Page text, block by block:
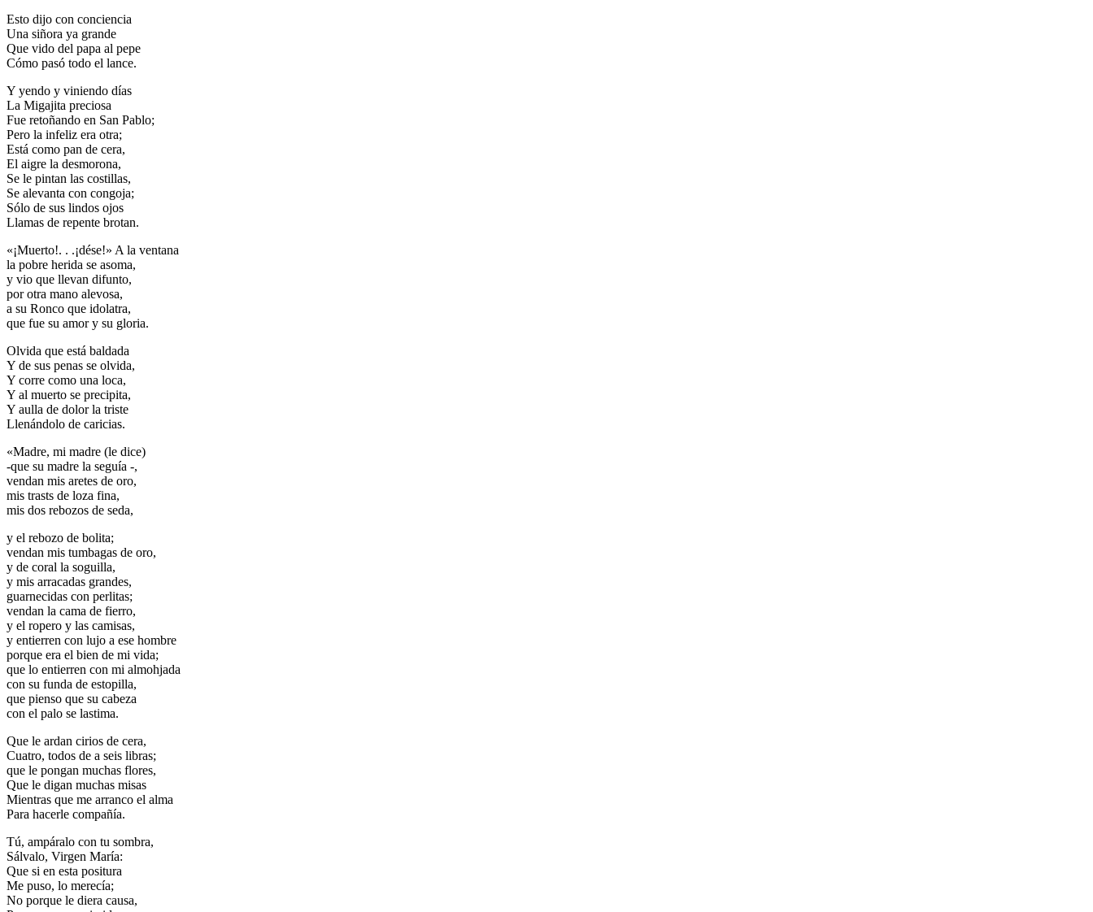
Esto dijo con conciencia
Una siñora ya grande
Que vido del papa al pepe
Cómo pasó todo el lance.
Y yendo y viniendo días
La Migajita preciosa
Fue retoñando en San Pablo;
Pero la infeliz era otra;
Está como pan de cera,
El aigre la desmorona,
Se le pintan las costillas,
Se alevanta con congoja;
Sólo de sus lindos ojos
Llamas de repente brotan.
«¡Muerto!. . .¡dése!» A la ventana
la pobre herida se asoma,
y vio que llevan difunto,
por otra mano alevosa,
a su Ronco que idolatra,
que fue su amor y su gloria.
Olvida que está baldada
Y de sus penas se olvida,
Y corre como una loca,
Y al muerto se precipita,
Y aulla de dolor la triste
Llenándolo de caricias.
«Madre, mi madre (le dice)
-que su madre la seguía -,
vendan mis aretes de oro,
mis trasts de loza fina,
mis dos rebozos de seda,
y el rebozo de bolita;
vendan mis tumbagas de oro,
y de coral la soguilla,
y mis arracadas grandes,
guarnecidas con perlitas;
vendan la cama de fierro,
y el ropero y las camisas,
y entierren con lujo a ese hombre
porque era el bien de mi vida;
que lo entierren con mi almohjada
con su funda de estopilla,
que pienso que su cabeza
con el palo se lastima.
Que le ardan cirios de cera,
Cuatro, todos de a seis libras;
que le pongan muchas flores,
Que le digan muchas misas
Mientras que me arranco el alma
Para hacerle compañía.
Tú, ampáralo con tu sombra,
Sálvalo, Virgen María:
Que si en esta positura
Me puso, lo merecía;
No porque le diera causa,